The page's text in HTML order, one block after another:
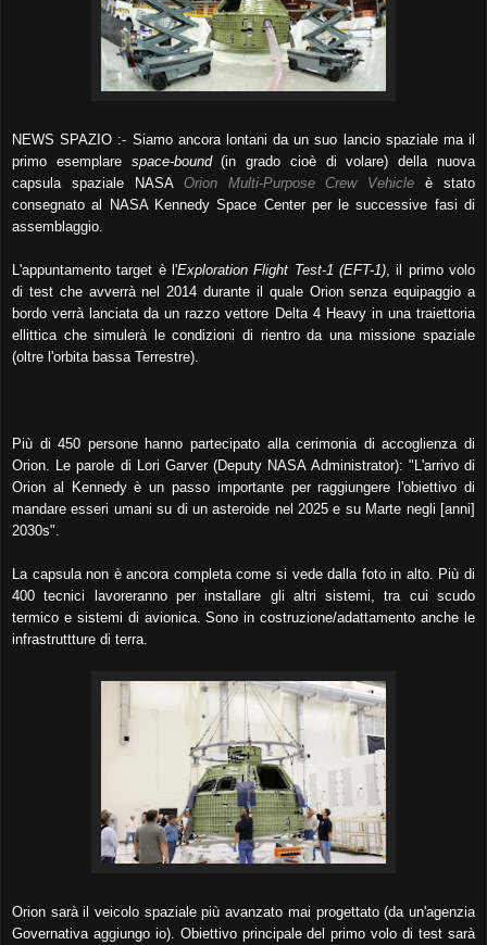
NEWS SPAZIO :- Siamo ancora lontani da un suo lancio spaziale ma il
primo esemplare space-bound(in grado cioè di volare) della nuova
capsula spaziale NASA Orion Multi-Purpose Crew Vehicle è stato
consegnato al NASA Kennedy Space Center per le successive fasi di
assemblaggio.
L'appuntamento target è l'Exploration Flight Test-1 (EFT-1) , il primo volo
di test che avverrà nel 2014 durante il quale Orion senza equipaggio a
bordo verrà lanciata da un razzo vettore Delta 4 Heavy in una traiettoria
ellittica che simulerà le condizioni di rientro da una missione spaziale
(oltre l'orbita bassa Terrestre).
Più di 450 persone hanno partecipato alla cerimonia di accoglienza di
Orion. Le parole di Lori Garver (Deputy NASA Administrator): "L'arrivo di
Orion al Kennedy è un passo importante per raggiungere l'obiettivo di
mandare esseri umani su di un asteroide nel 2025 e su Marte negli [anni]
2030s".
La capsula non è ancora completa come si vede dalla foto in alto. Più di
400 tecnici lavoreranno per installare gli altri sistemi, tra cui scudo
termico e sistemi di avionica. Sono in costruzione/adattamento anche le
infrastruttture di terra.
Orion sarà il veicolo spaziale più avanzato mai progettato (da un'agenzia
Governativa aggiungo io). Obiettivo principale del primo volo di test sarà